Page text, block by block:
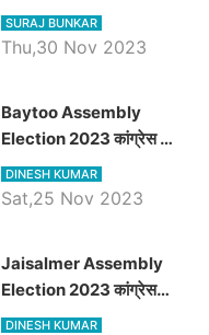
बड़ा बयान आया सामने, जानें
विचार
SURAJ BUNKAR
Thu,30 Nov 2023
Baytoo Assembly
Election 2023 कांग्रेस से
हरीश चौधरी तो बालाराम मुंड होंगे
भाजपा उम्मीदवार, जानिये बायतू
DINESH KUMAR
Sat,25 Nov 2023
​​​​​​​Jaisalmer Assembly
Election 2023 कांग्रेस
रूपा राम मेघवाल तो छोटु सिंह
DINESH KUMAR